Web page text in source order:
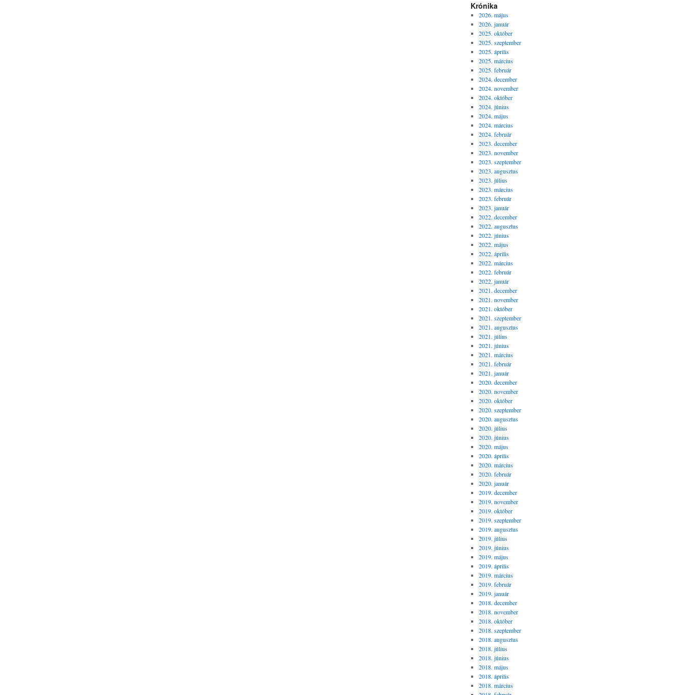
Krónika
2026. május
2026. január
2025. október
2025. szeptember
2025. április
2025. március
2025. február
2024. december
2024. november
2024. október
2024. június
2024. május
2024. március
2024. február
2023. december
2023. november
2023. szeptember
2023. augusztus
2023. július
2023. március
2023. február
2023. január
2022. december
2022. augusztus
2022. június
2022. május
2022. április
2022. március
2022. február
2022. január
2021. december
2021. november
2021. október
2021. szeptember
2021. augusztus
2021. július
2021. június
2021. március
2021. február
2021. január
2020. december
2020. november
2020. október
2020. szeptember
2020. augusztus
2020. július
2020. június
2020. május
2020. április
2020. március
2020. február
2020. január
2019. december
2019. november
2019. október
2019. szeptember
2019. augusztus
2019. július
2019. június
2019. május
2019. április
2019. március
2019. február
2019. január
2018. december
2018. november
2018. október
2018. szeptember
2018. augusztus
2018. július
2018. június
2018. május
2018. április
2018. március